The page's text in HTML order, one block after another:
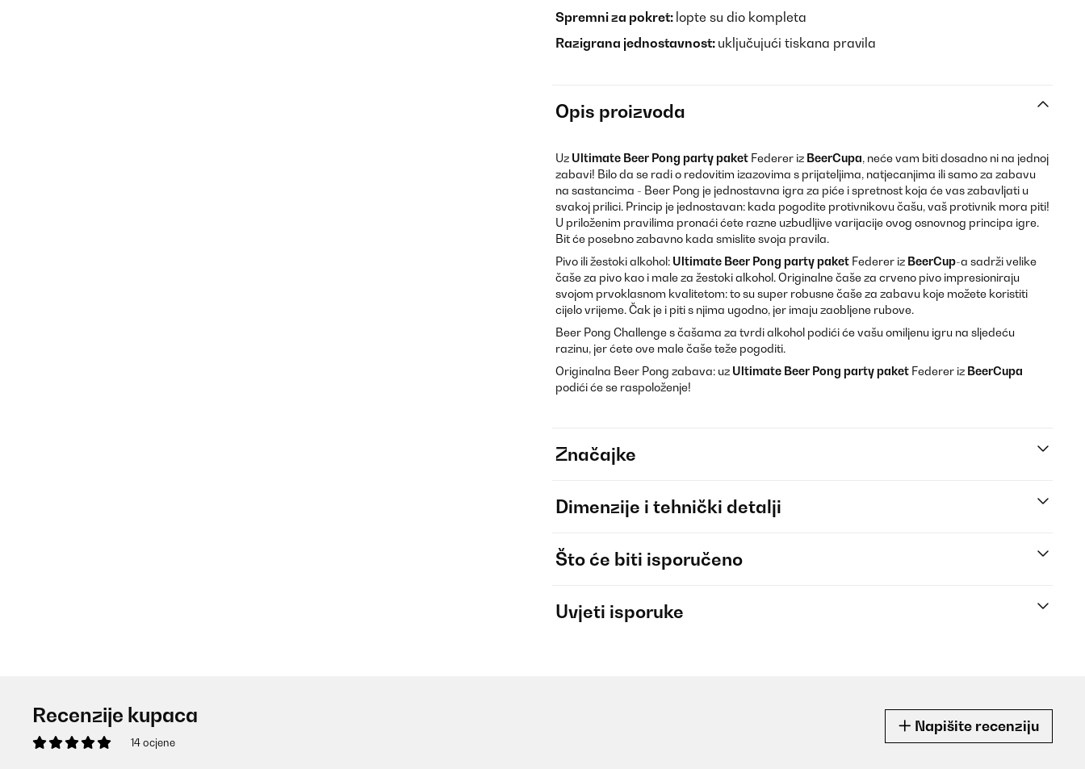
Spremni za pokret: lopte su dio kompleta
Razigrana jednostavnost: uključujući tiskana pravila
Opis proizvoda
Uz Ultimate Beer Pong party paket Federer iz BeerCupa, neće vam biti dosadno ni na jednoj
zabavi! Bilo da se radi o redovitim izazovima s prijateljima, natjecanjima ili samo za zabavu
na sastancima - Beer Pong je jednostavna igra za piće i spretnost koja će vas zabavljati u
svakoj prilici. Princip je jednostavan: kada pogodite protivnikovu čašu, vaš protivnik mora piti!
U priloženim pravilima pronaći ćete razne uzbudljive varijacije ovog osnovnog principa igre.
Bit će posebno zabavno kada smislite svoja pravila.
Pivo ili žestoki alkohol: Ultimate Beer Pong party paket Federer iz BeerCup-a sadrži velike
čaše za pivo kao i male za žestoki alkohol. Originalne čaše za crveno pivo impresioniraju
svojom prvoklasnom kvalitetom: to su super robusne čaše za zabavu koje možete koristiti
cijelo vrijeme. Čak je i piti s njima ugodno, jer imaju zaobljene rubove.
Beer Pong Challenge s čašama za tvrdi alkohol podići će vašu omiljenu igru ​​na sljedeću
razinu, jer ćete ove male čaše teže pogoditi.
Originalna Beer Pong zabava: uz Ultimate Beer Pong party paket Federer iz BeerCupa
podići će se raspoloženje!
Značajke
Dimenzije i tehnički detalji
Što će biti isporučeno
Uvjeti isporuke
Recenzije kupaca
14 ocjene
Napišite recenziju